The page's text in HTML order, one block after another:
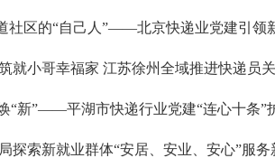
社区的“自己人”——北京快递业党建引领
就小哥幸福家 江苏徐州全域推进快递员
“新”——平湖市快递行业党建“连心十条”
探索新就业群体“安居、安业、安心”服务